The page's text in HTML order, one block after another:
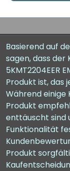
Basierend auf
sagen, dass
5KMT2204EER
Produkt ist, das
Während einige
Produkt
enttäuscht sind
Funktionalität
Produkt